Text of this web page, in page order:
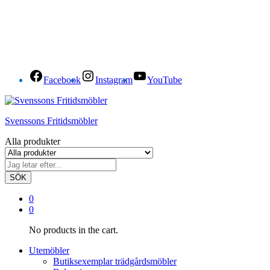
Facebook Instagram YouTube
Svenssons Fritidsmöbler
Alla produkter
SÖK
0
0
No products in the cart.
Utemöbler
Butiksexemplar trädgårdsmöbler